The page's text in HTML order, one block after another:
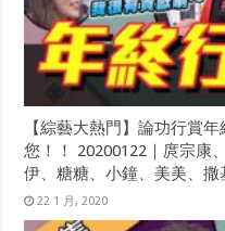
【綜藝大熱門】論功行賞
您！！ 20200122｜庹宗康
伊、糖糖、小鐘、美美、
22 1 月, 2020